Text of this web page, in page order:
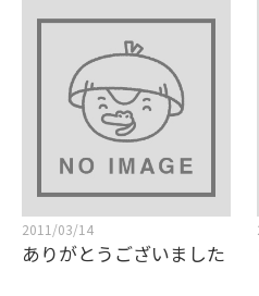
2011/03/14
ありがとうございました